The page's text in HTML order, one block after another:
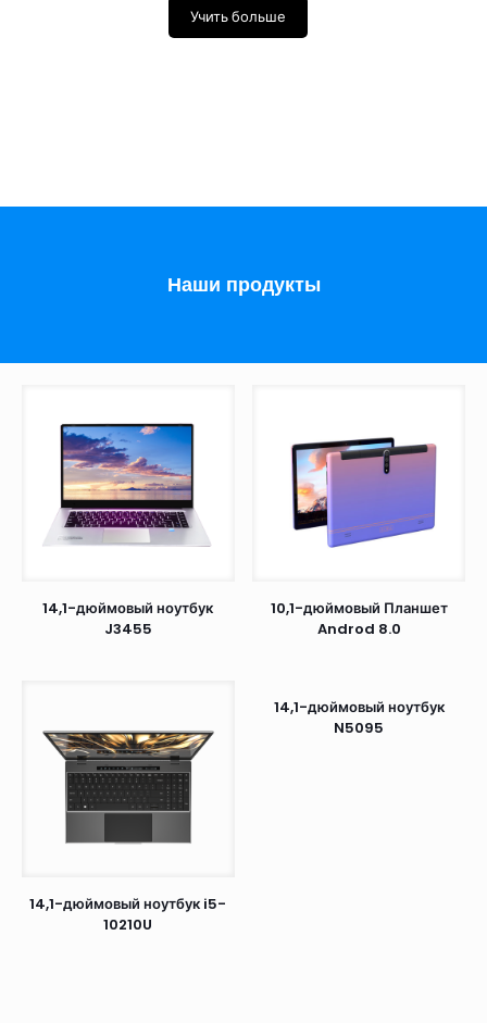
Учить больше
Наши продукты
14,1-дюймовый ноутбук
J3455
10,1-дюймовый Планшет
Androd 8.0
14,1-дюймовый ноутбук i5-
10210U
14,1-дюймовый ноутбук
N5095